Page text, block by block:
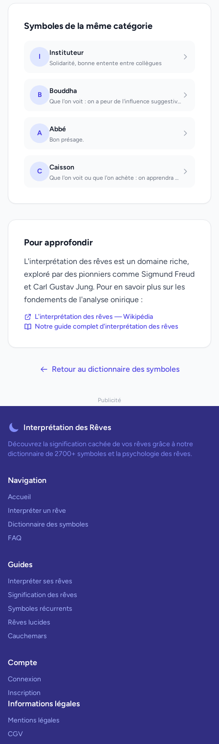
Symboles de la même catégorie
I Instituteur
Solidarité, bonne entente entre collègues
B Bouddha
Que l'on voit : on a peur de l'influence suggestive d'une personne, sans parveni...
A Abbé
Bon présage.
C Caisson
Que l'on voit ou que l'on achète : on apprendra un secret. Ouvert que l'on voit...
Pour approfondir
L'interprétation des rêves est un domaine riche,
exploré par des pionniers comme Sigmund Freud
et Carl Gustav Jung. Pour en savoir plus sur les
fondements de l'analyse onirique :
L'interprétation des rêves — Wikipédia
Notre guide complet d'interprétation des rêves
Retour au dictionnaire des symboles
Publicité
Interprétation des Rêves
Découvrez la signification cachée de vos rêves grâce à notre
dictionnaire de 2700+ symboles et la psychologie des rêves.
Navigation
Accueil
Interpréter un rêve
Dictionnaire des symboles
FAQ
Guides
Interpréter ses rêves
Signification des rêves
Symboles récurrents
Rêves lucides
Cauchemars
Compte
Connexion
Inscription
Informations légales
Mentions légales
CGV